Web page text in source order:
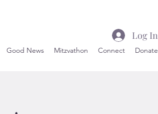
Good News Mitzvathon Connect Donate
Log In